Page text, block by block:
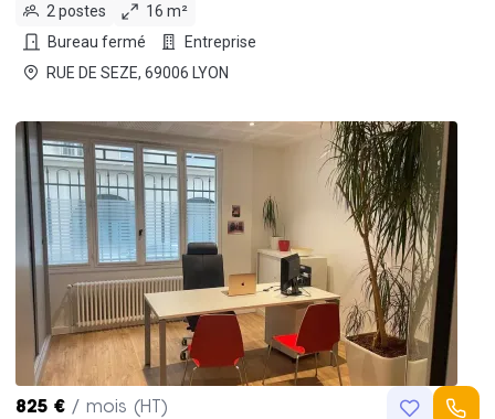
2 postes
16 m²
Bureau fermé
Entreprise
RUE DE SEZE, 69006 LYON
825 € / mois (HT)